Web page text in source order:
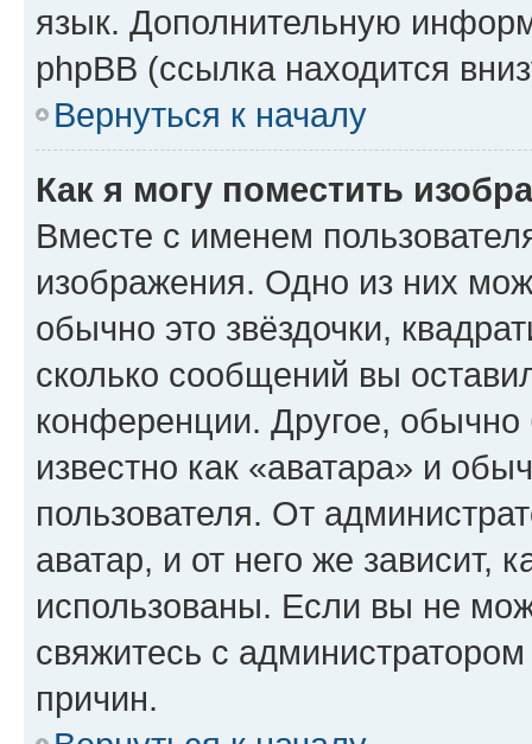
язык. Дополнительную
phpBB (ссылка находится
Вернуться к началу
Как я могу поместить
Вместе с именем
изображения. Одно из них
обычно это звёздочки,
сколько сообщений вы
конференции. Другое,
известно как «аватара» и
пользователя. От
аватар, и от него же зависит,
использованы. Если вы не
свяжитесь с
причин.